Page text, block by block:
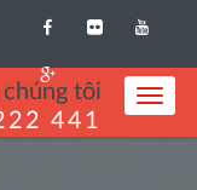
Toggle
Styles
tôi
441